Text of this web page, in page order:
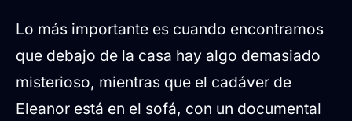
Lo más importante es cuando encontramos
que debajo de la casa hay algo demasiado
misterioso, mientras que el cadáver de
Eleanor está en el sofá, con un documental